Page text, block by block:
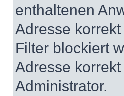
enthaltenen
Adresse
Filter blockiert
Adresse
Administrator.